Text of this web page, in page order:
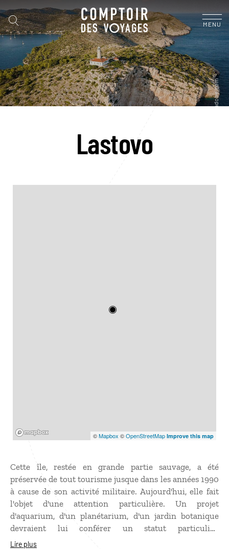
MENU
Lastovo
©Mapbox ©OpenStreetMap Improve this map
Cette île, restée en grande partie sauvage, a été
préservée de tout tourisme jusque dans les années 1990
à cause de son activité militaire. Aujourd'hui, elle fait
l'objet d'une attention particulière. Un projet
d'aquarium, d'un planétarium, d'un jardin botanique
devraient lui conférer un statut particulier,
entièrement dédié aux beautés de la nature. Vous
Lire plus